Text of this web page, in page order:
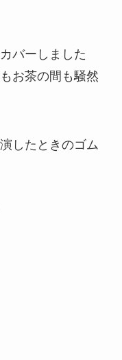
バーしました
お茶の間も騒然
したときのゴム